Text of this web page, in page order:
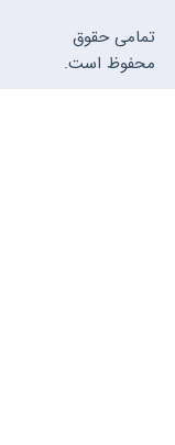
تمامی حقوق
محفوظ است.